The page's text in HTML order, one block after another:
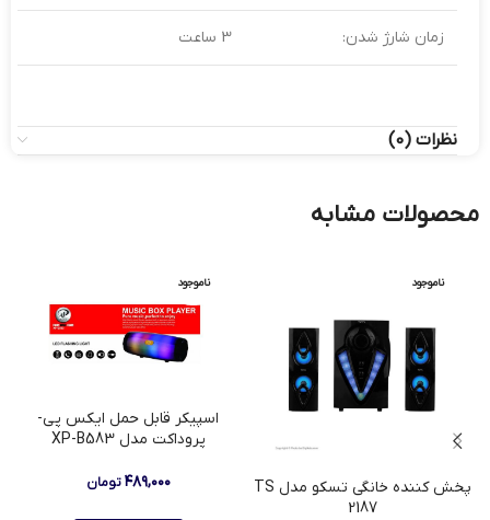
زمان شارژ شدن: 3 ساعت
نظرات (0)
محصولات مشابه
ناموجود
پخش کننده خانگی تسکو مدل TS
2187
ناموجود
اسپیکر قابل حمل ایکس پی-
پروداکت مدل XP-B583
۴۸۹,۰۰۰ تومان